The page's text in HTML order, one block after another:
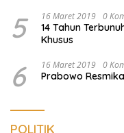
5 16 Maret 2019 0
14 Tahun
Khusus
6 16 Maret 2019 0
Prabowo
POLITIK